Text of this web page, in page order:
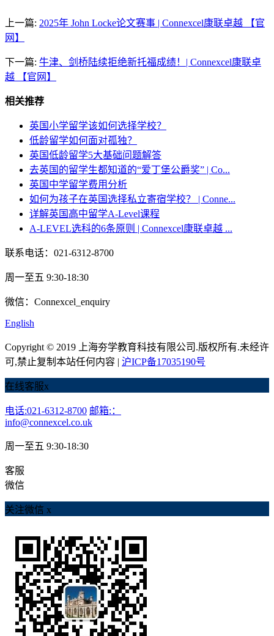
上一篇: 2025年 John Locke论文赛事 | Connexcel康联卓越 【官
网】
下一篇: 牛津、剑桥陆续拒绝新托福成绩！| Connexcel康联卓
越 【官网】
相关推荐
英国小学留学该如何选择学校？
低龄留学如何面对孤独？
英国低龄留学5大基础问题解答
去英国的留学生都知道的“爱丁堡公爵奖” | Co...
英国中学留学费用分析
如何为孩子在英国选择私立寄宿学校？ | Conne...
详解英国高中留学A-Level课程
A-LEVEL选科的6条原则 | Connexcel康联卓越 ...
联系电话：021-6312-8700
周一至五 9:30-18:30
微信：Connexcel_enquiry
English
Copyright © 2019 上海夯学教育科技有限公司.版权所有.未经许
可,禁止复制本站任何内容 | 沪ICP备17035190号
在线客服x
电话:021-6312-8700 邮箱:：
info@connexcel.co.uk
周一至五 9:30-18:30
客服
微信
关注微信 x